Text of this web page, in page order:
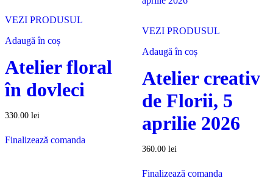
VEZI PRODUSUL
Adaugă în coș
Atelier floral
în dovleci
330.00 lei
Finalizează comanda
VEZI PRODUSUL
Adaugă în coș
Atelier creativ
de Florii, 5
aprilie 2026
360.00 lei
Finalizează comanda